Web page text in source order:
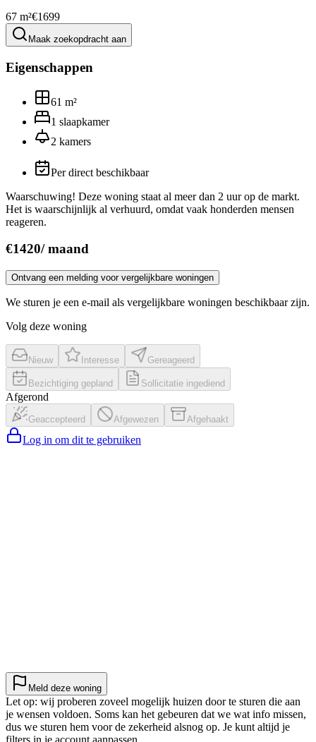
67 m²€1699
Maak zoekopdracht aan
Eigenschappen
61 m²
1 slaapkamer
2 kamers
Per direct beschikbaar
Waarschuwing! Deze woning staat al meer dan 2 uur op de markt.
Het is waarschijnlijk al verhuurd, omdat vaak honderden mensen
reageren.
€1420/maand
Ontvang een melding voor vergelijkbare woningen
We sturen je een e-mail als vergelijkbare woningen beschikbaar zijn.
Volg deze woning
Nieuw Interesse Gereageerd
Bezichtiging gepland Sollicitatie ingediend
Afgerond
Geaccepteerd Afgewezen Afgehaakt
Log in om dit te gebruiken
Meld deze woning
Let op: wij proberen zoveel mogelijk huizen door te sturen die aan
je wensen voldoen. Soms kan het gebeuren dat we wat info missen,
dus we sturen hem voor de zekerheid alsnog op. Je kunt altijd je
filters in je account aanpassen.